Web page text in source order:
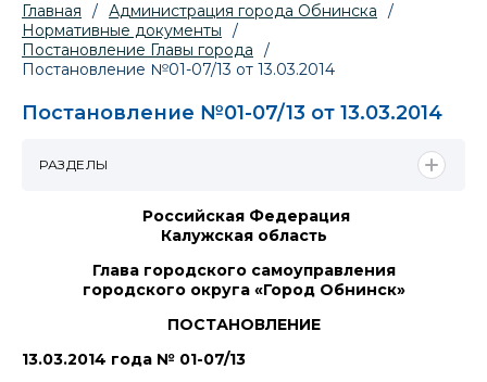
Главная / Администрация города Обнинска
/
Нормативные документы
/
Постановление Главы города
/
Постановление №01-07/13 от 13.03.2014
Постановление №01-07/13 от 13.03.2014
Российская Федерация
Калужская область
Глава городского самоуправления
городского округа «Город Обнинск»
ПОСТАНОВЛЕНИЕ
13.03.2014 года № 01-07/13
РАЗДЕЛЫ